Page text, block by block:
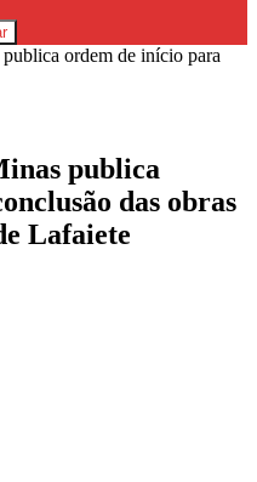
ordem de início para
publica
das obras
Lafaiete